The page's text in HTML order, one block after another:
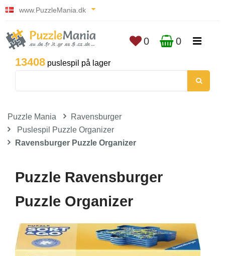
www.PuzzleMania.dk
13408 puslespil på lager
0 0
Puzzle Mania
Ravensburger
Puslespil Puzzle Organizer
Ravensburger Puzzle Organizer
Puzzle Ravensburger
Puzzle Organizer